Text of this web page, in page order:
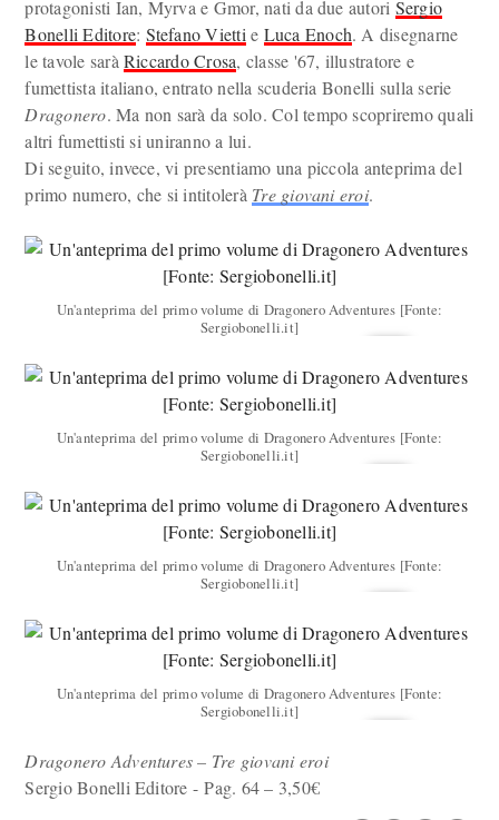
protagonisti Ian, Myrva e Gmor, nati da due autori Sergio
Bonelli Editore: Stefano Vietti e Luca Enoch. A disegnarne
le tavole saràRiccardo Crosa, classe '67, illustratore e
fumettista italiano, entrato nella scuderia Bonelli sulla serie
Dragonero. Ma non sarà da solo. Col tempo scopriremo quali
altri fumettisti si uniranno a lui.
Di seguito, invece, vi presentiamo una piccola anteprima del
primo numero, che si intitolerà Tre giovani eroi.
Un'anteprima del primo volume di Dragonero Adventures [Fonte:
Sergiobonelli.it]
Un'anteprima del primo volume di Dragonero Adventures [Fonte:
Sergiobonelli.it]
Un'anteprima del primo volume di Dragonero Adventures [Fonte:
Sergiobonelli.it]
Un'anteprima del primo volume di Dragonero Adventures [Fonte:
Sergiobonelli.it]
Dragonero Adventures – Tre giovani eroi
Sergio Bonelli Editore - Pag. 64 – 3,50€